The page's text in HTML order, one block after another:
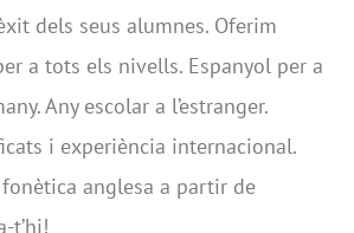
dels seus alumnes. Oferim
a tots els nivells. Espanyol per a
Any escolar a l’estranger.
i experiència internacional.
anglesa a partir de
t’hi!